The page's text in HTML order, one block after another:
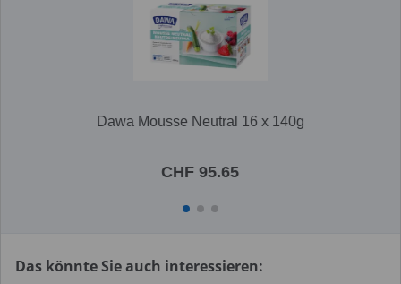
Dawa Mousse Neutral 16 x 140g
CHF 95.65
Das könnte Sie auch interessieren: